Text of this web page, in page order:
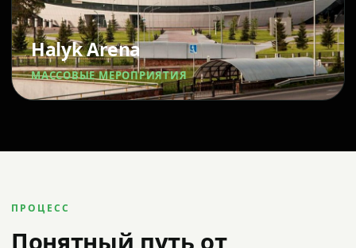
Halyk Arena
МАССОВЫЕ МЕРОПРИЯТИЯ
ПРОЦЕСС
Понятный путь от